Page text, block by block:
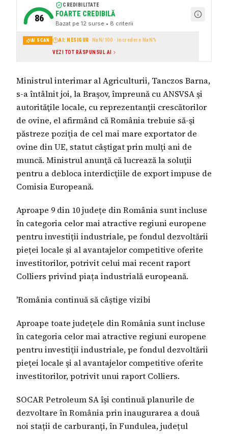
86
CREDIBILITATE
FOARTE CREDIBILĂ
Bazat pe 12 surse • 8 criterii
AI SCAN AI: NESIGUR· NaN/100 · încredere NaN%
VEZI TOT RĂSPUNSUL AI
Ministrul interimar al Agriculturii, Tanczos Barna,
s-a întâlnit joi, la Braşov, împreună cu ANSVSA şi
autorităţile locale, cu reprezentanţii crescătorilor
de ovine, el afirmând că România trebuie să-şi
păstreze poziţia de cel mai mare exportator de
ovine din UE, statut câştigat prin mulţi ani de
muncă. Ministrul anunţă că lucrează la soluţii
pentru a debloca interdicţiile de export impuse de
Comisia Europeană.
Aproape 9 din 10 județe din România sunt incluse
în categoria celor mai atractive regiuni europene
pentru investiții industriale, pe fondul dezvoltării
pieței locale și al avantajelor competitive oferite
investitorilor, potrivit celui mai recent raport
Colliers privind piața industrială europeană.
'România continuă să câștige vizibi
Aproape toate judeţele din România sunt incluse
în categoria celor mai atractive regiuni europene
pentru investiţii industriale, pe fondul dezvoltării
pieţei locale şi al avantajelor competitive oferite
investitorilor, potrivit unui raport Colliers.
SOCAR Petroleum SA își continuă planurile de
dezvoltare în România prin inaugurarea a două
noi stații de carburanți, în Fundulea, județul